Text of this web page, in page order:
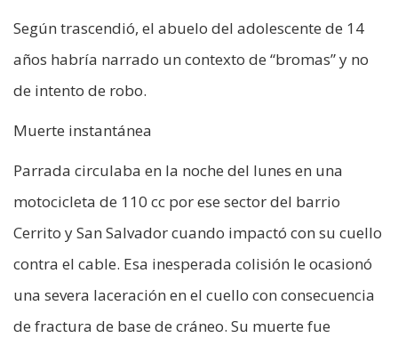
Según trascendió, el abuelo del adolescente de 14
años habría narrado un contexto de “bromas” y no
de intento de robo.
Muerte instantánea
Parrada circulaba en la noche del lunes en una
motocicleta de 110 cc por ese sector del barrio
Cerrito y San Salvador cuando impactó con su cuello
contra el cable. Esa inesperada colisión le ocasionó
una severa laceración en el cuello con consecuencia
de fractura de base de cráneo. Su muerte fue